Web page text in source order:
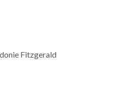
Fitzgerald